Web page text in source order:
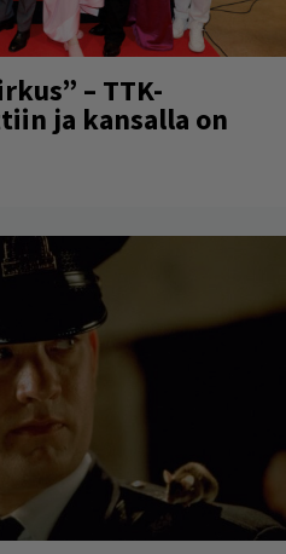
– TTK-
ja kansalla on